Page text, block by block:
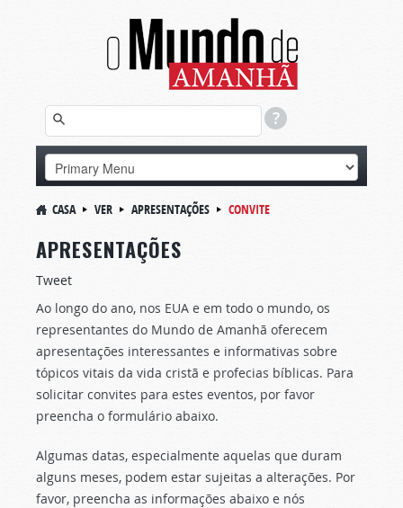
CASA VER APRESENTAÇÕES CONVITE
APRESENTAÇÕES
Tweet
Ao longo do ano, nos EUA e em todo o mundo, os
representantes do Mundo de Amanhã oferecem
apresentações interessantes e informativas sobre
tópicos vitais da vida cristã e profecias bíblicas. Para
solicitar convites para estes eventos, por favor
preencha o formulário abaixo.
Algumas datas, especialmente aquelas que duram
alguns meses, podem estar sujeitas a alterações. Por
favor, preencha as informações abaixo e nós